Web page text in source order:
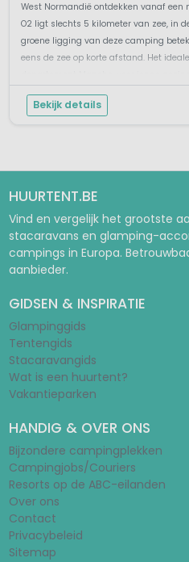
West Normandië ontdekken vanaf een
O2 ligt slechts 5 kilometer van zee, in
groene ligging van deze camping
eens de zee op korte afstand. Het
ruimscho...
Bekijk details
HUURTENT.BE
Vind en vergelijk het grootste
stacaravans en glamping-
campings in Europa.
aanbieder.
GIDSEN & INSPIRATIE
Glampinggids
Tentengids
Stacaravangids
Wat is een huurtent?
Vakantieparken
HANDIG & OVER ONS
Bijzondere campingplekken
Campingjobs/Couriers
Resorts op de ABC-eilanden
Over ons
Contact
Privacybeleid
Sitemap